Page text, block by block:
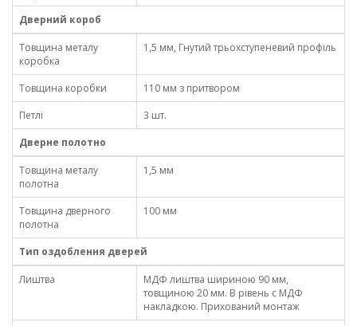
Дверний короб
Товщина металу
коробка
1,5 мм, Гнутий трьохступеневий профіль
Товщина коробки
110 мм з притвором
Петлі
3 шт.
Дверне полотно
Товщина металу
полотна
1,5 мм
Товщина дверного
полотна
100 мм
Тип оздоблення дверей
Лиштва
МДФ лиштва шириною 90 мм,
товщиною 20 мм. В рівень с МДФ
накладкою. Прихований монтаж